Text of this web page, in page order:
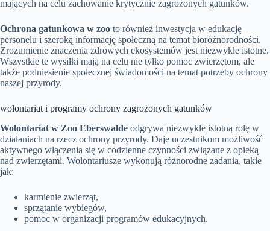
mających na celu zachowanie krytycznie zagrożonych gatunków.
Ochrona gatunkowa w zoo to również inwestycja w edukację
personelu i szeroką informację społeczną na temat bioróżnorodności.
Zrozumienie znaczenia zdrowych ekosystemów jest niezwykle istotne.
Wszystkie te wysiłki mają na celu nie tylko pomoc zwierzętom, ale
także podniesienie społecznej świadomości na temat potrzeby ochrony
naszej przyrody.
wolontariat i programy ochrony zagrożonych gatunków
Wolontariat w Zoo Eberswalde odgrywa niezwykle istotną rolę w
działaniach na rzecz ochrony przyrody. Daje uczestnikom możliwość
aktywnego włączenia się w codzienne czynności związane z opieką
nad zwierzętami. Wolontariusze wykonują różnorodne zadania, takie
jak:
karmienie zwierząt,
sprzątanie wybiegów,
pomoc w organizacji programów edukacyjnych.